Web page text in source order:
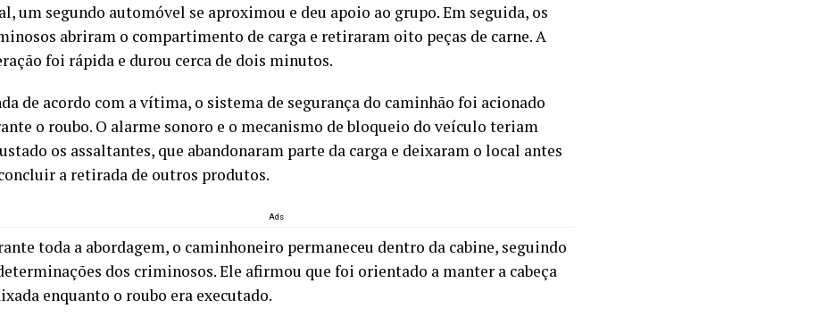
um segundo automóvel se aproximou e deu apoio ao grupo. Em seguida, os
abriram o compartimento de carga e retiraram oito peças de carne. A
foi rápida e durou cerca de dois minutos.
de acordo com a vítima, o sistema de segurança do caminhão foi acionado
o roubo. O alarme sonoro e o mecanismo de bloqueio do veículo teriam
os assaltantes, que abandonaram parte da carga e deixaram o local antes
a retirada de outros produtos.
Ads
toda a abordagem, o caminhoneiro permaneceu dentro da cabine, seguindo
dos criminosos. Ele afirmou que foi orientado a manter a cabeça
enquanto o roubo era executado.